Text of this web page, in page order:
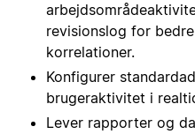
revisionslog for
korrelationer.
Konfigurer
brugeraktivitet i
Lever rapporter og